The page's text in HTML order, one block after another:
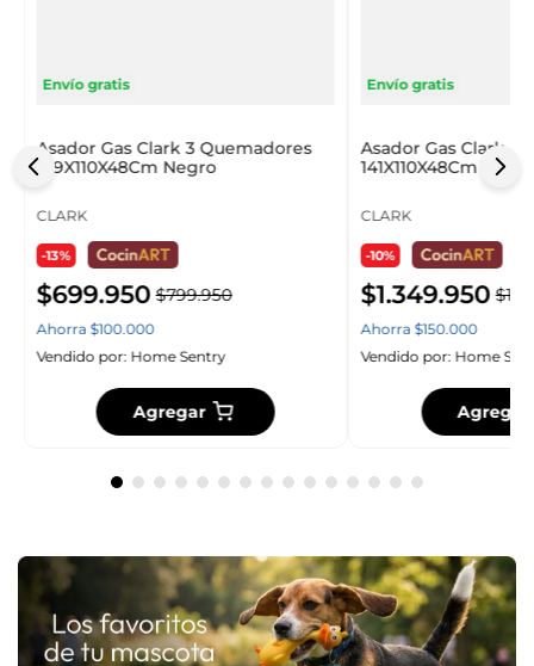
Envío gratis
Asador Gas Clark 3 Quemadores
109X110X48Cm Negro
CLARK
-13%
$699.950 $799.950
Ahorra $100.000
Vendido por: Home Sentry
Agregar
Envío gratis
Asador Gas Clark 4
141X110X48Cm
CLARK
-10%
$1.349.950 $1
Ahorra$150.000
Vendido por:Home
Agregar